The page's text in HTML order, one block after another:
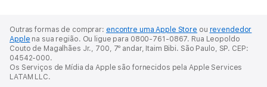
Outras formas de comprar: encontre uma Apple Store ou revendedor
Apple na sua região. Ou ligue para 0800-761-0867. Rua Leopoldo
Couto de Magalhães Jr., 700, 7º andar, Itaim Bibi. São Paulo, SP. CEP:
04542-000.
Os Serviços de Mídia da Apple são fornecidos pela Apple Services
LATAM LLC.